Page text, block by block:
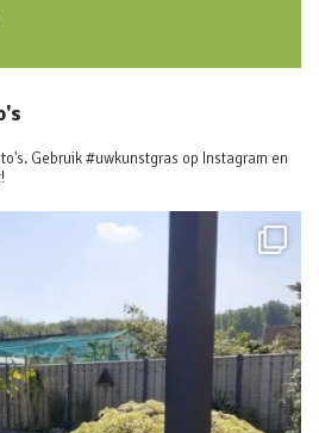
Gebruik #uwkunstgras op Instagram en